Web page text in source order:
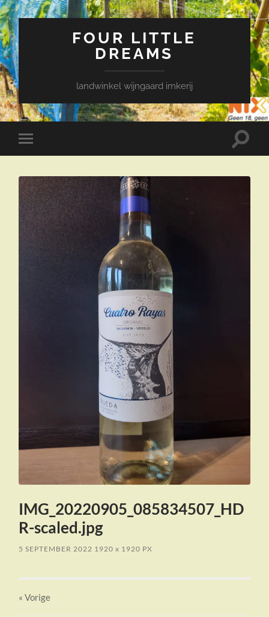
FOUR LITTLE
DREAMS
landwinkel wijngaard imkerij
Toggle
mobiel
Toggle
IMG_20220905_085834507_HD
R-scaled.jpg
5 SEPTEMBER 2022 1920x 1920 PX
« Vorige